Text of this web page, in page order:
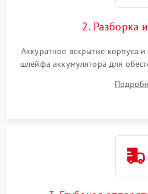
2. Разборка
Аккуратное вскрытие корпуса
шлейфа аккумулятора для
высохшей термопасты с